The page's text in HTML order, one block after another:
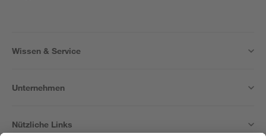
Wissen & Service
Unternehmen
Nützliche Links